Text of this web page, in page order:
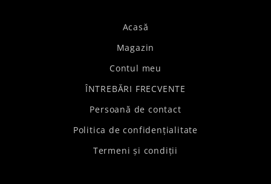
Acasă
Magazin
Contul meu
ÎNTREBĂRI FRECVENTE
Persoană de contact
Politica de confidențialitate
Termeni și condiții